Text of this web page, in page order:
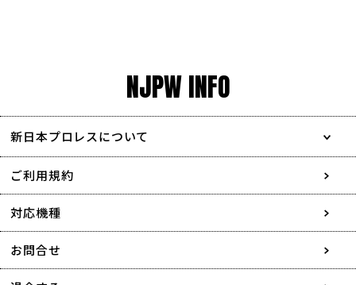
NJPW INFO
新日本プロレスについて
会社情報
採用情報
協賛・広告媒体のご案内
ご利用規約
対応機種
お問合せ